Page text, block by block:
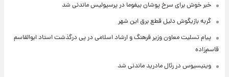
خبر خوش برای سرخ پوشان بیفوما در پرسپولیس ماندنی شد
گربه بازیگوش دلیل قطع برق این شهر
پیام تسلیت معاون وزیر فرهنگ و ارشاد اسلامی در پی درگذشت استاد ابوالقاسم
قاسم‌زاده
وینیسیوس در رئال مادرید ماندنی شد